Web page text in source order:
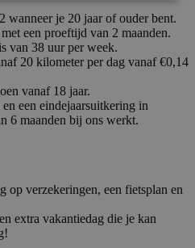
wanneer je 20 jaar of ouder bent.
een proeftijd van 2 maanden.
van 38 uur per week.
20 kilometer per dag vanaf €0,14
vanaf 18 jaar.
een eindejaarsuitkering in
6 maanden bij ons werkt.
op verzekeringen, een fietsplan en
extra vakantiedag die je kan